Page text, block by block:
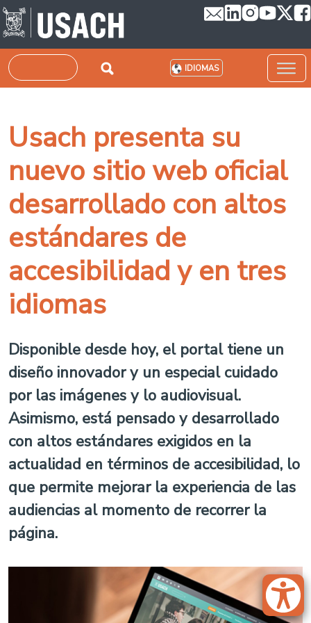
Pasar al contenido principal
Buscar IDIOMAS
Usach presenta su
nuevo sitio web oficial
desarrollado con altos
estándares de
accesibilidad y en tres
idiomas
Disponible desde hoy, el portal tiene un
diseño innovador y un especial cuidado
por las imágenes y lo audiovisual.
Asimismo, está pensado y desarrollado
con altos estándares exigidos en la
actualidad en términos de accesibilidad, lo
que permite mejorar la experiencia de las
audiencias al momento de recorrer la
página.